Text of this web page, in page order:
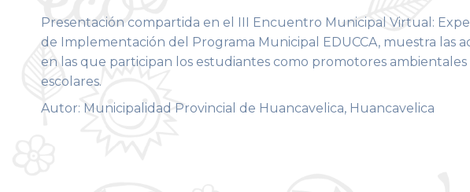
Presentación compartida en el III Encuentro Municipal Virtual:
de Implementación del Programa Municipal EDUCCA, muestra las
en las que participan los estudiantes como promotores ambientales
escolares.
Autor: Municipalidad Provincial de Huancavelica, Huancavelica